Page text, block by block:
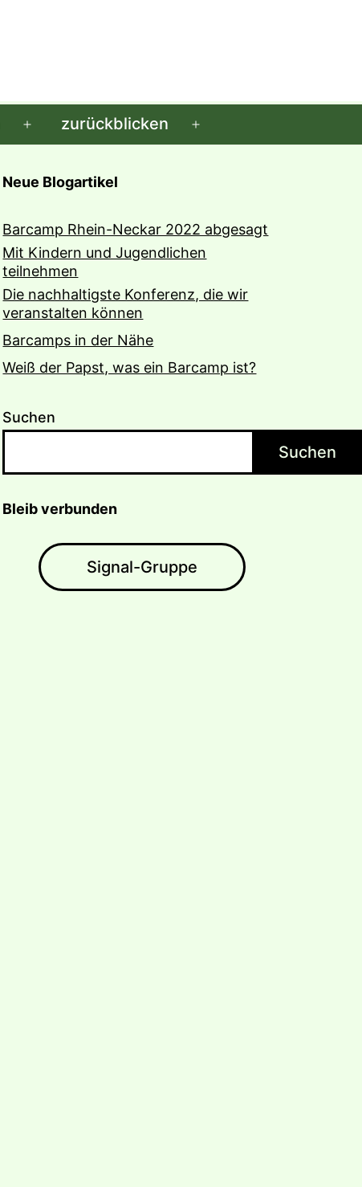
Menü
zurückblicken
Neue Blogartikel
Barcamp Rhein-Neckar 2022 abgesagt
Mit Kindern und Jugendlichen
teilnehmen
Die nachhaltigste Konferenz, die wir
veranstalten können
Barcamps in der Nähe
Weiß der Papst, was ein Barcamp ist?
Suchen
Suchen
Bleib verbunden
Signal-Gruppe